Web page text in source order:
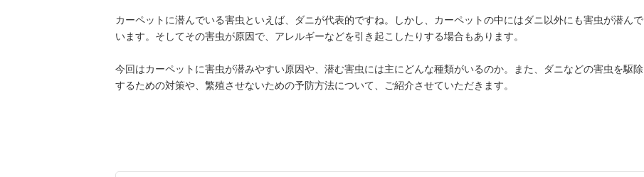
カーペットに潜んでいる害虫といえば、ダニが代表的ですね。しかし、カーペットの中にはダニ以外にも害虫が潜んで
います。そしてその害虫が原因で、アレルギーなどを引き起こしたりする場合もあります。
今回はカーペットに害虫が潜みやすい原因や、潜む害虫には主にどんな種類がいるのか。また、ダニなどの害虫を駆除
するための対策や、繁殖させないための予防方法について、ご紹介させていただきます。